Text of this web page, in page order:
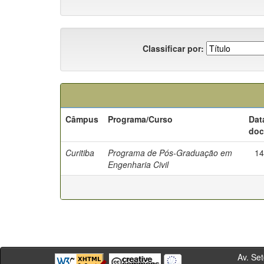
Classificar por:
Câmpus
Programa/Curso
Curitiba
Programa de Pós-Graduação em
Engenharia Civil
Av. Sete de